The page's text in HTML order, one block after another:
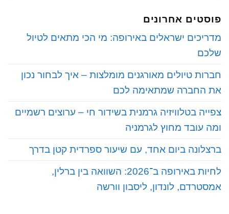
פוסטים אחרונים
‏מדריכים ישראלים באירופה: מי הכי מתאים לטיול
שלכם
‏חברות טיולים מאורגנים מומלצות – איך לבחור נכון
את החברה שמתאימה לכם
‏צפייה בטלוויזיה גרמנית בשידור חי – ערוצים רשמיים
ומה עובד מחוץ לגרמניה
‏ברצלונה ביום אחד, עם שיעור ספרדית קטן בדרך
‏לחיות באירופה ב־2026: השוואה בין ברלין,
אמסטרדם, לונדון, ליסבון וורשה